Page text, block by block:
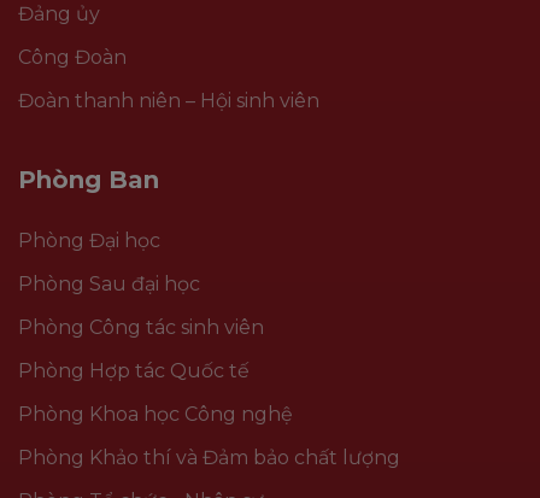
Đảng ủy
Công Đoàn
Đoàn thanh niên – Hội sinh viên
Phòng Ban
Phòng Đại học
Phòng Sau đại học
Phòng Công tác sinh viên
Phòng Hợp tác Quốc tế
Phòng Khoa học Công nghệ
Phòng Khảo thí và Đảm bảo chất lượng